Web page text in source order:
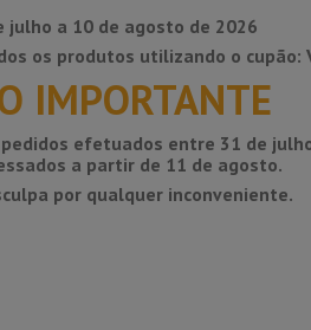
julho a 10 de agosto de 2026
os produtos utilizando o cupão:
IMPORTANTE
efetuados entre 31 de
​​a partir de 11 de agosto.
por qualquer inconveniente.